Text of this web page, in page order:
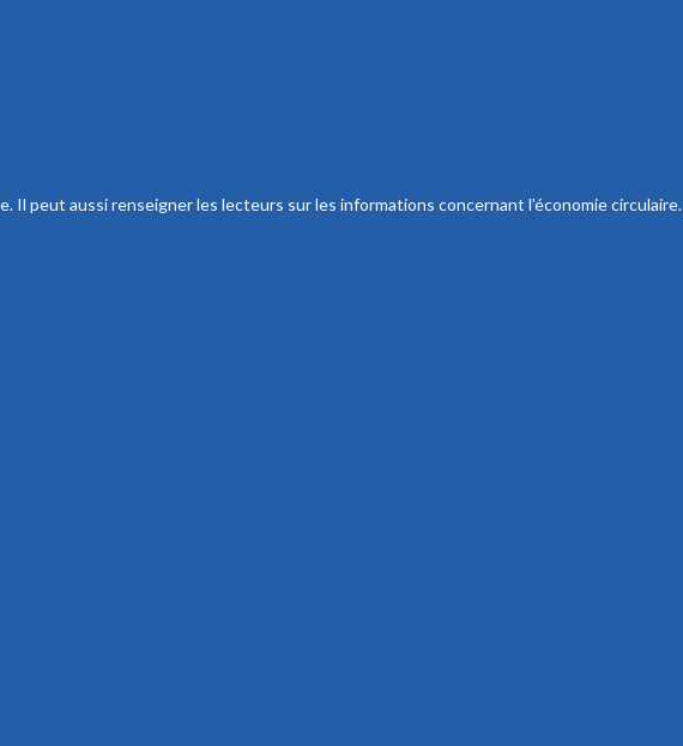
peut aussi renseigner les lecteurs sur les informations concernant l’économie circulaire.